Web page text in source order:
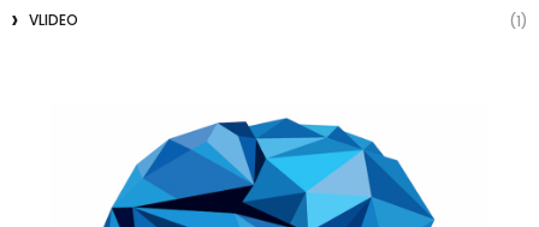
VLIDEO
(1)